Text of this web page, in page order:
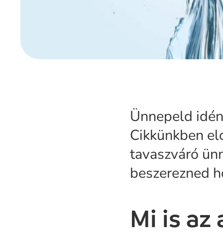
Ünnepeld
Cikkünkben
tavaszváró
beszerezned
Mi is az